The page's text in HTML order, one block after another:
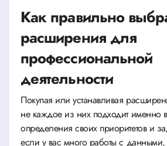
Как правильно
расширения для
профессиональной
деятельности
Покупая или устанавливая
не каждое из них подходит именно
определения своих приоритетов и
если у вас много работы с данными,